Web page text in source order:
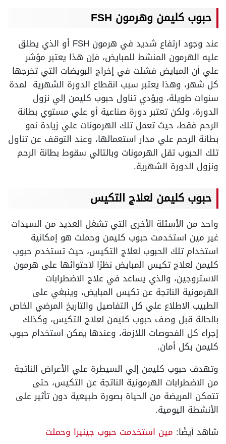
حبوب كليمن وهرمون FSH
عند وجود ارتفاع شديد في هرمون FSH أو الذي يطلق
عليه الهرمون المنشط للمبايض، فإن هذا يعتبر مؤشر
علي أن المبايض فشلت في إخراج البويضات التي تخرجها
كل شهر، وهذا يعتبر سبب انقطاع الدورة الشهرية لمدة
سنوات طويلة، ويؤدي تناول حبوب كليمن إلي نزول
الدورة، ولكن تعتبر دورة صناعية أو علي مستوي بطانة
الرحم فقط، حيث تعمل تلك الهرمونات علي زيادة نمو
بطانة الرحم علي مدار استعمالها، وعند التوقف عن تناول
تلك الحبوب تقل الهرمونات وبالتالي سقوط بطانة الرحم
ونزول الدورة الشهرية.
حبوب كليمن لعلاج التكيس
واحد من الأسئلة الأخرى التي تشغل العديد من السيدات
غير مين استخدمت حبوب كليمن وحملت هو إمكانية
استخدام تلك الحبوب لعلاج التكيس، حيث تستخدم حبوب
كليمن لعلاج تكيس المبايض نظرًا لاحتوائها على هرمون
الاستروجين، والذي يساعد في علاج الاضطرابات
الهرمونية الناتجة عن تكيس المبايض، وينبغي على
الطبيب الاطلاع علي كل التفاصيل والتاريخ المرضي الخاص
بالحالة قبل وصف حبوب كليمن لعلاج التكيس، وكذلك
إجراء كل الفحوصات اللازمة، وعندها يمكن استخدام حبوب
كليمن بكل أمان.
وتهدف حبوب كليمن إلي السيطرة علي الأعراض الناتجة
من الاضطرابات الهرمونية الناتجة عن التكيس، حتى
تتمكن المريضة من الحياة بصورة طبيعية دون تأثير على
الأنشطة اليومية.
شاهد أيضًا: مين استخدمت حبوب جينيرا وحملت